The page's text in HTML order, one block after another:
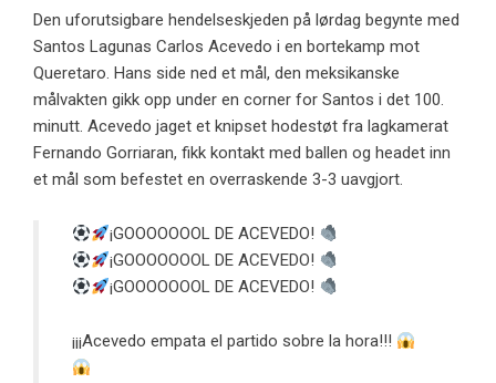
Den uforutsigbare hendelseskjeden på lørdag begynte med
Santos Lagunas Carlos Acevedo i en bortekamp mot
Queretaro. Hans side ned et mål, den meksikanske
målvakten gikk opp under en corner for Santos i det 100.
minutt. Acevedo jaget et knipset hodestøt fra lagkamerat
Fernando Gorriaran, fikk kontakt med ballen og headet inn
et mål som befestet en overraskende 3-3 uavgjort.
¡GOOOOOOOL DE ACEVEDO!
¡GOOOOOOOL DE ACEVEDO!
¡GOOOOOOOL DE ACEVEDO!
¡¡¡Acevedo empata el partido sobre la hora!!!